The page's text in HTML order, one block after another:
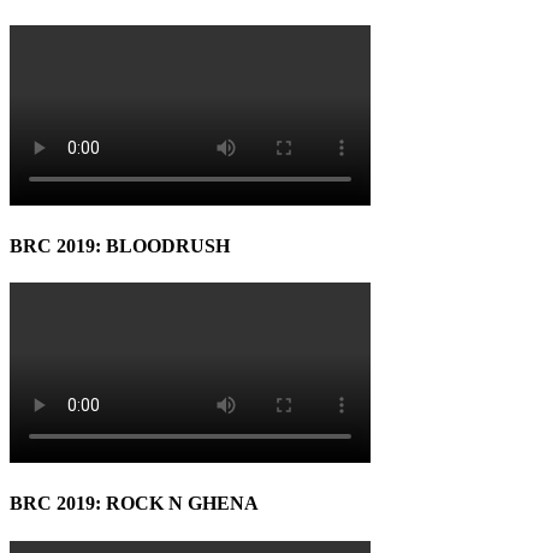
BRC 2019: BLOODRUSH
BRC 2019: ROCK N GHENA